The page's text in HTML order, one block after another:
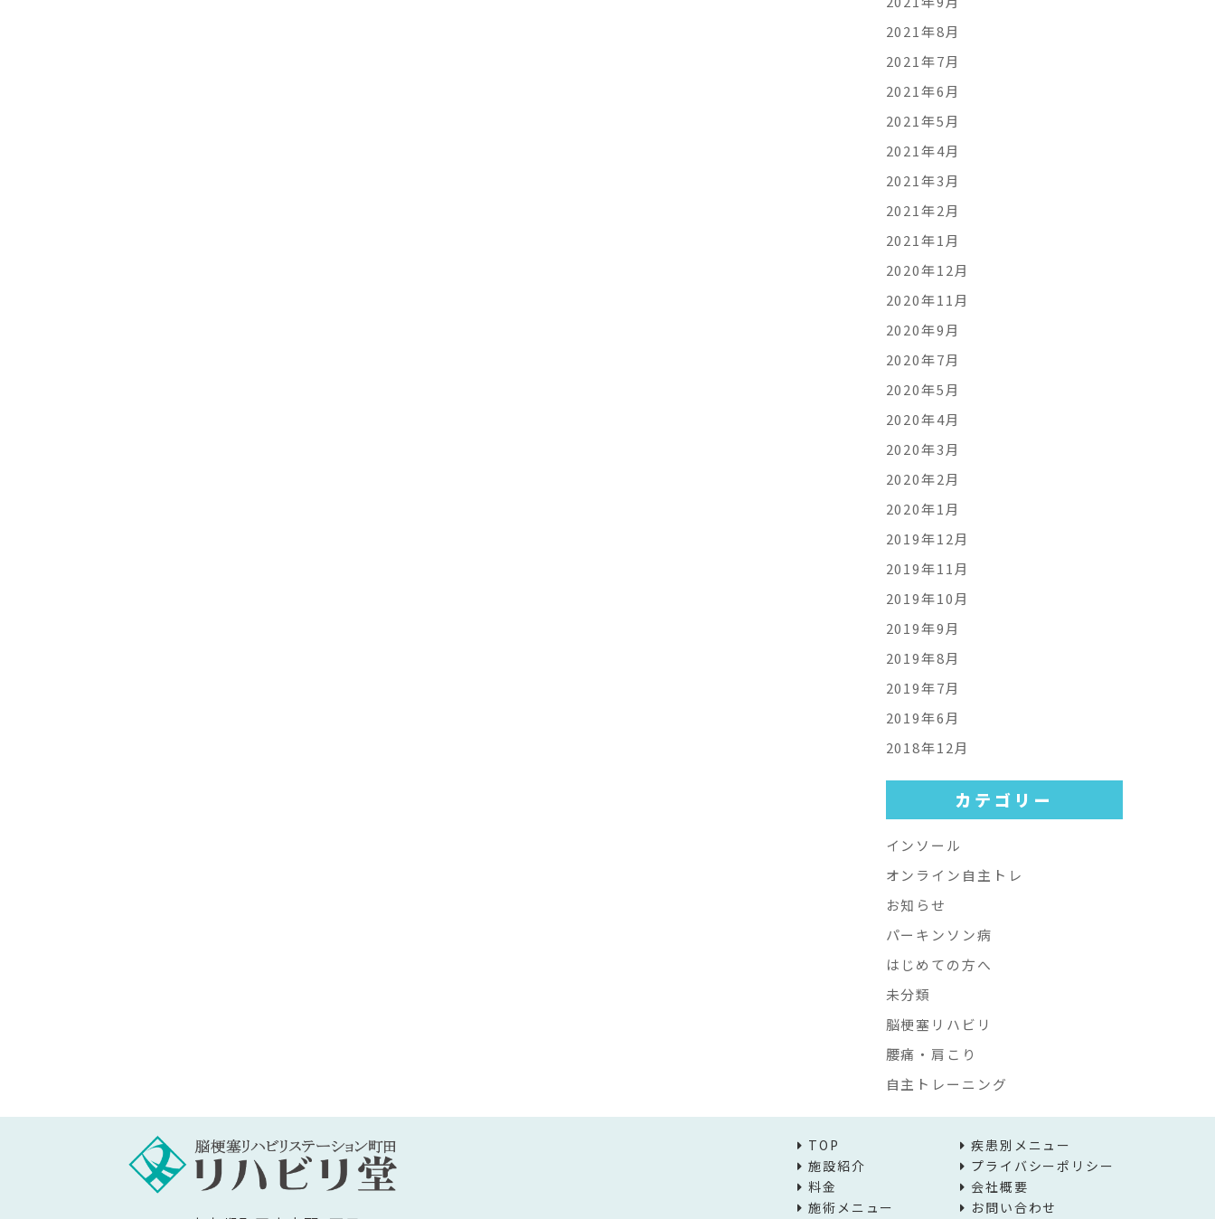
2021年8月
2021年7月
2021年6月
2021年5月
2021年4月
2021年3月
2021年2月
2021年1月
2020年12月
2020年11月
2020年9月
2020年7月
2020年5月
2020年4月
2020年3月
2020年2月
2020年1月
2019年12月
2019年11月
2019年10月
2019年9月
2019年8月
2019年7月
2019年6月
2018年12月
カテゴリー
インソール
オンライン自主トレ
お知らせ
パーキンソン病
はじめての方へ
未分類
脳梗塞リハビリ
腰痛・肩こり
自主トレーニング
TOP
施設紹介
料金
施術メニュー
疾患別メニュー
プライバシーポリシー
会社概要
お問い合わせ